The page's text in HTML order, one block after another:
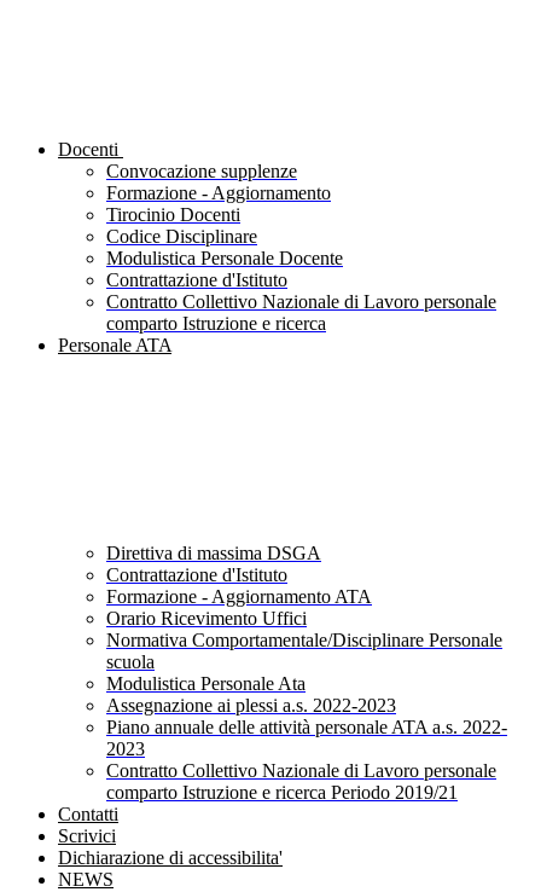
Docenti
Convocazione supplenze
Formazione - Aggiornamento
Tirocinio Docenti
Codice Disciplinare
Modulistica Personale Docente
Contrattazione d'Istituto
Contratto Collettivo Nazionale di Lavoro personale
comparto Istruzione e ricerca
Personale ATA
Direttiva di massima DSGA
Contrattazione d'Istituto
Formazione - Aggiornamento ATA
Orario Ricevimento Uffici
Normativa Comportamentale/Disciplinare Personale
scuola
Modulistica Personale Ata
Assegnazione ai plessi a.s. 2022-2023
Piano annuale delle attività personale ATA a.s. 2022-
2023
Contratto Collettivo Nazionale di Lavoro personale
comparto Istruzione e ricerca Periodo 2019/21
Contatti
Scrivici
Dichiarazione di accessibilita'
NEWS